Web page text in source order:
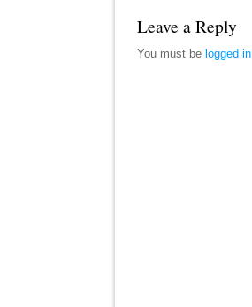
Leave a Reply
You must be logged in